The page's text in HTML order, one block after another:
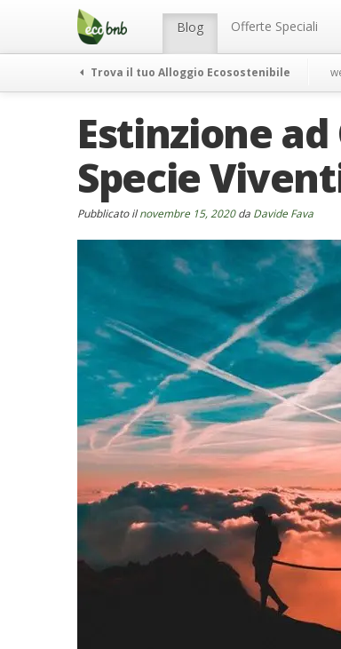
Menu Blog Offerte Speciali
Trova il tuo Alloggio Ecosostenibile
Estinzione
Specie
Pubblicato ilnovembre 15, 2020da Davide Fava